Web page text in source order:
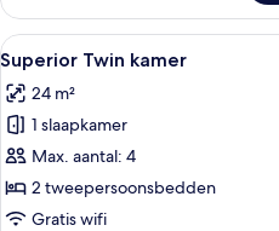
niet-
roken
(Minimal
Double
Room)
Alle
foto's
voor
Superior
Twin
kamer
laden
11
Superior Twin kamer
24 m²
1 slaapkamer
Max. aantal: 4
2 tweepersoonsbedden
Gratis wifi